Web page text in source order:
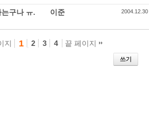
구나 ㅠ.
이준 2004.12.30
지 1 2 3 4 끝 페이지
쓰기